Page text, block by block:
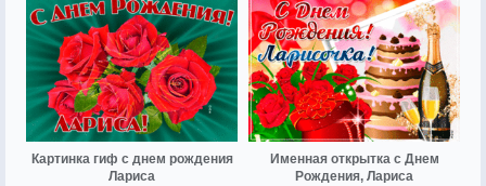
Картинка гиф с днем рождения
Лариса
Именная открытка с Днем
Рождения, Лариса